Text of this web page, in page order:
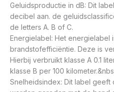
Geluidsproductie in dB: Dit
decibel aan. de
de letters A. B of C.
Energielabel: Het energielabel
brandstofefficiëntie. Deze is
Hierbij verbruikt klasse A 0.1
klasse B per 100
Snelheidsindex: Dit label geeft